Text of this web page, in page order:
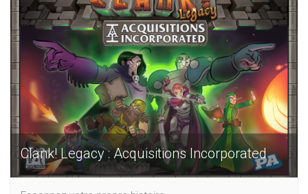
Clank! Legacy : Acquisitions Incorporated